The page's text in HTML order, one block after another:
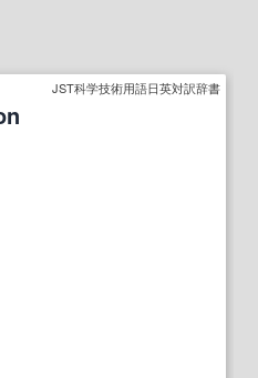
JST科学技術用語日英対訳辞書